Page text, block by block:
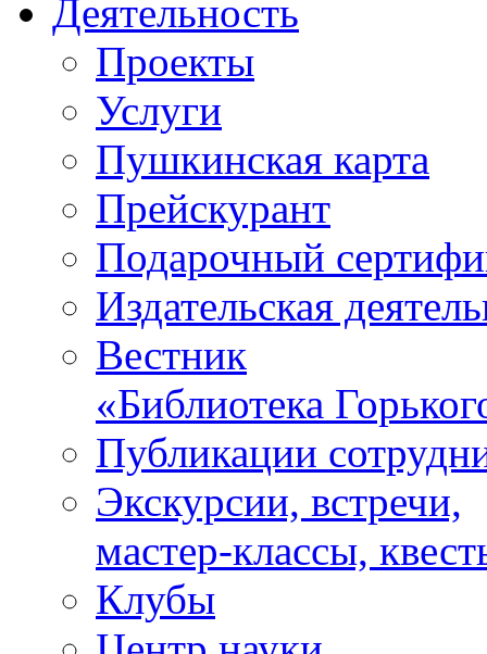
Деятельность
Проекты
Услуги
Пушкинская карта
Прейскурант
Подарочный
Издательская
Вестник
«Библиотека
Публикации
Экскурсии, встречи,
мастер-классы,
Клубы